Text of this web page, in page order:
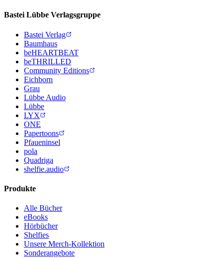
Bastei Lübbe Verlagsgruppe
Bastei Verlag
Baumhaus
beHEARTBEAT
beTHRILLED
Community Editions
Eichborn
Grau
Lübbe Audio
Lübbe
LYX
ONE
Papertoons
Pfaueninsel
pola
Quadriga
shelfie.audio
Produkte
Alle Bücher
eBooks
Hörbücher
Shelfies
Unsere Merch-Kollektion
Sonderangebote